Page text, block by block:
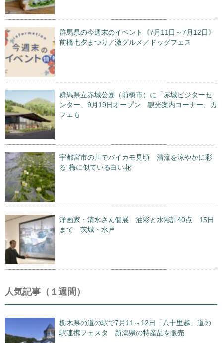
群馬県の今週末のイベント《7月11日～7月12日》
前橋七夕まつり／激グルメ／ドッグフェス
群馬県立赤城公園（前橋市）に「赤城ビジターセ
ンター」9月19日オープン 観光案内コーナー、カ
フェも
宇都宮市の川でバイカモ見頃 清流を涼やかに彩
る“梅に似ている白い花”
洋画家・清水さん個展 油彩と水彩計40点 15日
まで 茨城・水戸
人気記事（１週間）
栃木県の道の駅で7月11～12日「八十里越」道の
駅連携フェスタ 新潟県の特産品を販売